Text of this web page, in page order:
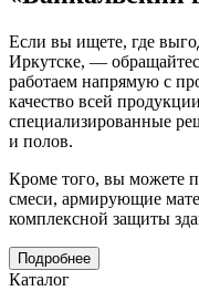
Если вы ищете, где
Иркутске, —
работаем напрямую с
качество всей
специализированные
и полов.
Кроме того, вы можете
смеси, армирующие
комплексной защиты
Подробнее
Каталог